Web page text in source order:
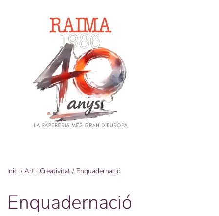
Inici / Art i Creativitat / Enquadernació
Enquadernació